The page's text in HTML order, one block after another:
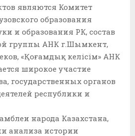
являются Комитет
образования
и образования РК, состав
группы АНК г.Шымкент,
«Қоғамдық келісім» АНК
широкое участие
государственных органов
республики и
народа Казахстана,
анализа истории